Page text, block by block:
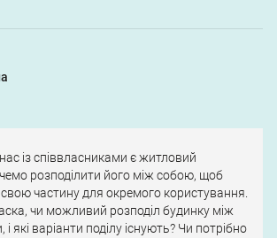
із співвласниками є житловий
розподілити його між собою, щоб
частину для окремого користування.
чи можливий розподіл будинку між
які варіанти поділу існують? Чи потрібно